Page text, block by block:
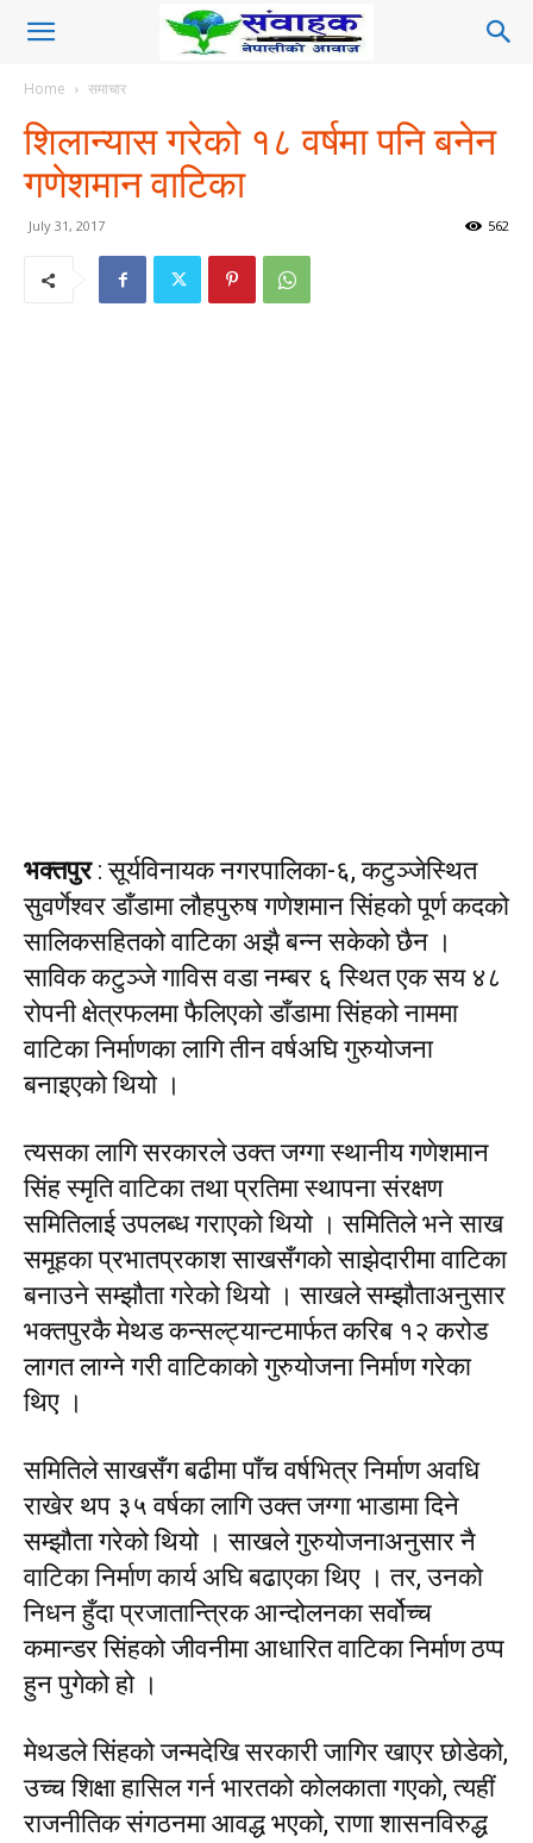
Home समाचार
शिलान्यास गरेको १८ वर्षमा पनि बनेन
गणेशमान वाटिका
July 31, 2017 562
भक्तपुर: सूर्यविनायक नगरपालिका-६, कटुञ्जेस्थित
सुवर्णेश्वर डाँडामा लौहपुरुष गणेशमान सिंहको पूर्ण कदको
सालिकसहितको वाटिका अझै बन्न सकेको छैन ।
साविक कटुञ्जे गाविस वडा नम्बर ६ स्थित एक सय ४८
रोपनी क्षेत्रफलमा फैलिएको डाँडामा सिंहको नाममा
वाटिका निर्माणका लागि तीन वर्षअघि गुरुयोजना
बनाइएको थियो ।
त्यसका लागि सरकारले उक्त जग्गा स्थानीय गणेशमान
सिंह स्मृति वाटिका तथा प्रतिमा स्थापना संरक्षण
समितिलाई उपलब्ध गराएको थियो । समितिले भने साख
समूहका प्रभातप्रकाश साखसँगको साझेदारीमा वाटिका
बनाउने सम्झौता गरेको थियो । साखले सम्झौताअनुसार
भक्तपुरकै मेथड कन्सल्ट्यान्टमार्फत करिब १२ करोड
लागत लाग्ने गरी वाटिकाको गुरुयोजना निर्माण गरेका
थिए ।
समितिले साखसँग बढीमा पाँच वर्षभित्र निर्माण अवधि
राखेर थप ३५ वर्षका लागि उक्त जग्गा भाडामा दिने
सम्झौता गरेको थियो । साखले गुरुयोजनाअनुसार नै
वाटिका निर्माण कार्य अघि बढाएका थिए । तर, उनको
निधन हुँदा प्रजातान्त्रिक आन्दोलनका सर्वोच्च
कमान्डर सिंहको जीवनीमा आधारित वाटिका निर्माण ठप्प
हुन पुगेको हो ।
मेथडले सिंहको जन्मदेखि सरकारी जागिर खाएर छोडेको,
उच्च शिक्षा हासिल गर्न भारतको कोलकाता गएको, त्यहीं
राजनीतिक संगठनमा आवद्ध भएको, राणा शासनविरुद्ध